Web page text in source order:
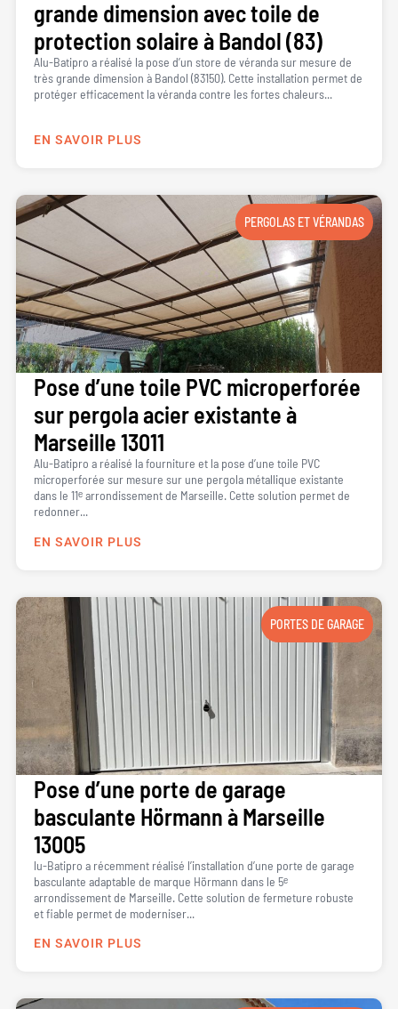
grande dimension avec toile de
protection solaire à Bandol (83)
Alu-Batipro a réalisé la pose d’un store de véranda sur mesure de
très grande dimension à Bandol (83150). Cette installation permet de
protéger efficacement la véranda contre les fortes chaleurs...
EN SAVOIR PLUS
PERGOLAS ET VÉRANDAS
Pose d’une toile PVC microperforée
sur pergola acier existante à
Marseille 13011
Alu-Batipro a réalisé la fourniture et la pose d’une toile PVC
microperforée sur mesure sur une pergola métallique existante
dans le 11ᵉ arrondissement de Marseille. Cette solution permet de
redonner...
EN SAVOIR PLUS
PORTES DE GARAGE
Pose d’une porte de garage
basculante Hörmann à Marseille
13005
lu-Batipro a récemment réalisé l’installation d’une porte de garage
basculante adaptable de marque Hörmann dans le 5ᵉ
arrondissement de Marseille. Cette solution de fermeture robuste
et fiable permet de moderniser...
EN SAVOIR PLUS